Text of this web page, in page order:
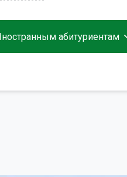
абитуриентам